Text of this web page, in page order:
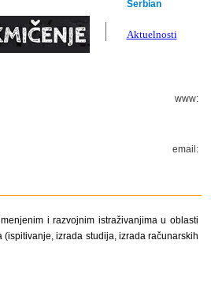
Serbian
Aktuelnosti
www:
email:
i razvojnim istraživanjima u oblasti
izrada studija, izrada računarskih